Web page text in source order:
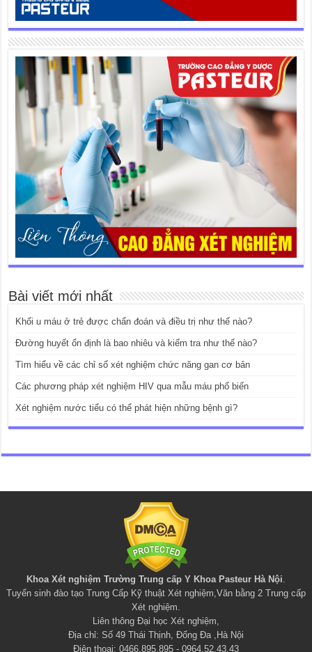
Bài viết mới nhất
Khối u máu ở trẻ được chẩn đoán và điều trị như thế nào?
Đường huyết ổn định là bao nhiêu và kiểm tra như thế nào?
Tìm hiểu về các chỉ số xét nghiệm chức năng gan cơ bản
Các phương pháp xét nghiệm HIV qua mẫu máu phổ biến
Xét nghiệm nước tiểu có thể phát hiện những bệnh gì?
Khoa Xét nghiệm Trường Trung cấp Y Khoa Pasteur Hà Nội.
Tuyển sinh đào tạo Trung Cấp Kỹ thuật Xét nghiệm,Văn bằng 2 Trung cấp
Xét nghiệm.
Liên thông Đại học Xét nghiệm,
Địa chỉ: Số 49 Thái Thịnh, Đống Đa ,Hà Nội
Điện thoại: 0466.895.895 - 0964.52.43.43